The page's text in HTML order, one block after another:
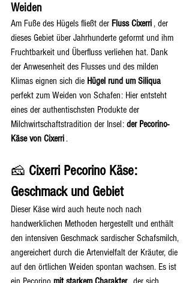
Weiden
Am Fuße des Hügels fließt der Fluss Cixerri , der
dieses Gebiet über Jahrhunderte geformt und ihm
Fruchtbarkeit und Überfluss verliehen hat. Dank
der Anwesenheit des Flusses und des milden
Klimas eignen sich die Hügel rund um Siliqua
perfekt zum Weiden von Schafen: Hier entsteht
eines der authentischsten Produkte der
Milchwirtschaftstradition der Insel: der Pecorino-
Käse von Cixerri .
🧀 Cixerri Pecorino Käse:
Geschmack und Gebiet
Dieser Käse wird auch heute noch nach
handwerklichen Methoden hergestellt und enthält
den intensiven Geschmack sardischer Schafsmilch,
angereichert durch die Artenvielfalt der Kräuter, die
auf den örtlichen Weiden spontan wachsen. Es ist